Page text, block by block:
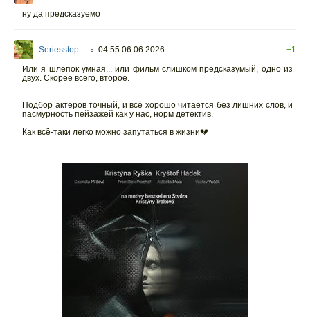
ну да предсказуемо
Seriesstop ○ 04:55 06.06.2026
+1
Или я шлепок умная... или фильм слишком предсказумый, одно из
двух. Скорее всего, второе.
Подбор актёров точный, и всё хорошо читается без лишних слов, и
пасмурность пейзажей как у нас, норм детектив.
Как всё-таки легко можно запутаться в жизни💔